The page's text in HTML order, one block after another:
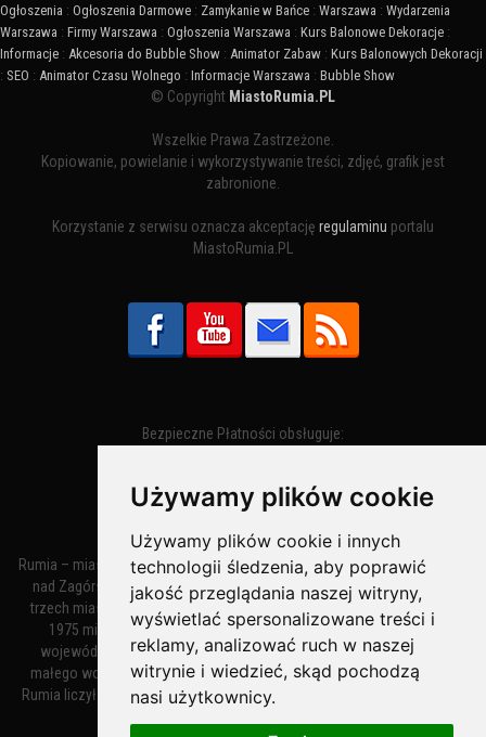
Używamy plików cookie
Używamy plików cookie i innych
technologii śledzenia, aby poprawić
jakość przeglądania naszej witryny,
wyświetlać spersonalizowane treści i
reklamy, analizować ruch w naszej
witrynie i wiedzieć, skąd pochodzą
nasi użytkownicy.
Ogłoszenia : Ogłoszenia Darmowe : Zamykanie w Bańce : Warszawa : Wydarzenia
Warszawa : Firmy Warszawa : Ogłoszenia Warszawa : Kurs Balonowe Dekoracje :
Informacje : Akcesoria do Bubble Show : Animator Zabaw : Kurs Balonowych Dekoracji
: SEO : Animator Czasu Wolnego : Informacje Warszawa : Bubble Show
© Copyright MiastoRumia.PL
Wszelkie Prawa Zastrzeżone.
Kopiowanie, powielanie i wykorzystywanie treści, zdjęć, grafik jest
zabronione.
Korzystanie z serwisu oznacza akceptację regulaminu portalu
MiastoRumia.PL
Bezpieczne Płatności obsługuje:
Rumia – miasto w województwie pomorskim, w powiecie wejherowskim
nad Zagórską Strugą. Z miastami Wejherowem i Redą tworzy zespół
trzech miast zwany Małym Trójmiastem Kaszubskim. W latach 1945–
1975 miasto administracyjnie należało do tak zwanego dużego
województwa gdańskiego, a w latach 1975–1998 do tak zwanego
małego województwa gdańskiego. Według danych z 1 stycznia 2018
Rumia liczyła 48 632 mieszkańców. Jest największym polskim miastem